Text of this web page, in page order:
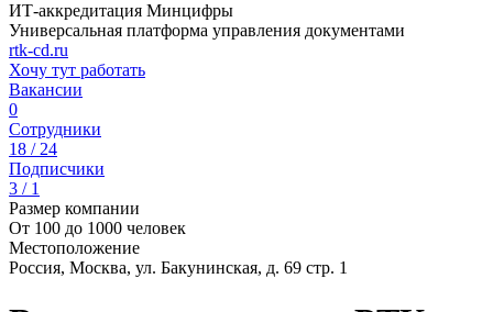
ИТ-аккредитация Минцифры
Универсальная платформа управления документами
rtk-cd.ru
Хочу тут работать
Вакансии
0
Сотрудники
18 / 24
Подписчики
3 / 1
Размер компании
От 100 до 1000 человек
Местоположение
Россия, Москва, ул. Бакунинская, д. 69 стр. 1